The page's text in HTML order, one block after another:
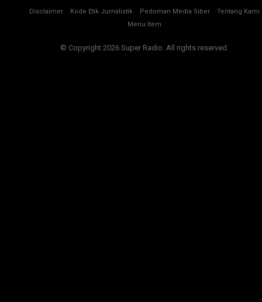
Disclaimer Kode Etik Jurnalistik Pedoman Media Siber
Tentang Kami
Menu Item
© Copyright 2026 Super Radio. All rights reserved.